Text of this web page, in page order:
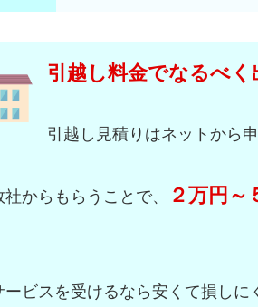
引越し料金でなるべ
引越し見積りはネットから
からもらうことで、
２万円～
ービスを受けるなら安くて損しに